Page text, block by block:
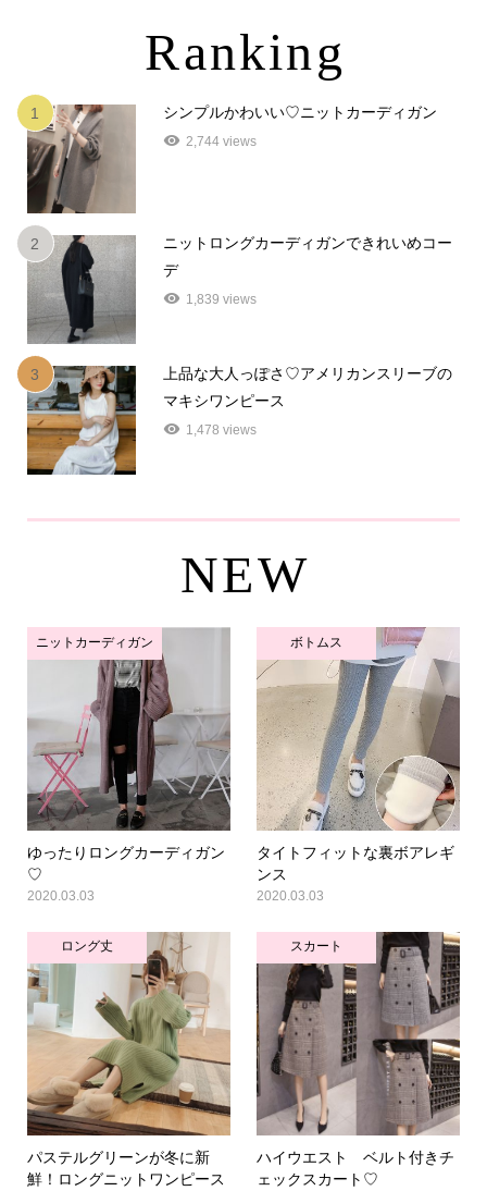
Ranking
1 シンプルかわいい♡ニットカーディガン
2,744 views
2
ニットロングカーディガンできれいめコー
デ
1,839 views
3
上品な大人っぽさ♡アメリカンスリーブの
マキシワンピース
1,478 views
NEW
ニットカーディガン
ゆったりロングカーディガン
♡
2020.03.03
ボトムス
タイトフィットな裏ボアレギ
ンス
2020.03.03
ロング丈
パステルグリーンが冬に新
鮮！ロングニットワンピース
スカート
ハイウエスト ベルト付きチ
ェックスカート♡